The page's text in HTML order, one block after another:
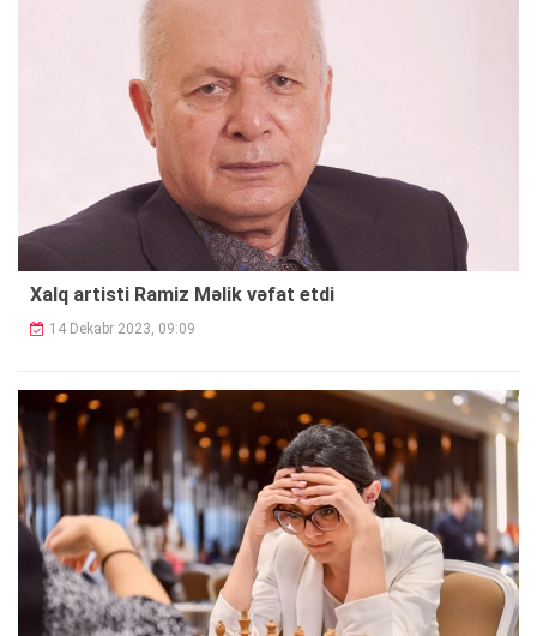
Xalq artisti Ramiz Məlik vəfat etdi
14 Dekabr 2023, 09:09